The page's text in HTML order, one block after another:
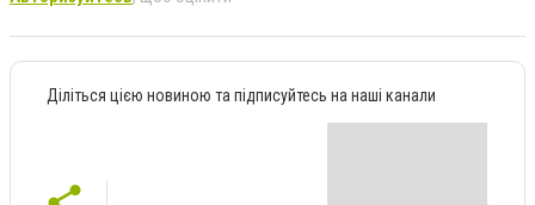
Діліться цією новиною та підписуйтесь на наші канали